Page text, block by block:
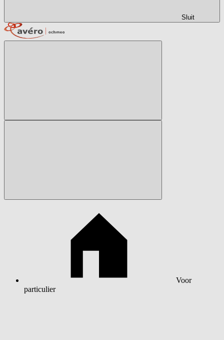
Sluit
Voor
particulier